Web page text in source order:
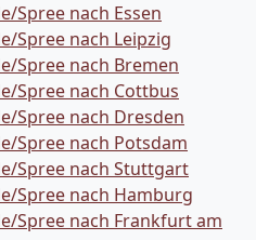
Spree nach Essen
Spree nach Leipzig
Spree nach Bremen
Spree nach Cottbus
Spree nach Dresden
Spree nach Potsdam
Spree nach Stuttgart
Spree nach Hamburg
Spree nach Frankfurt am